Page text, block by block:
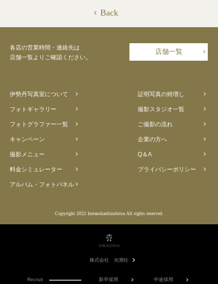
Back
各店の営業時間・連絡先は
店舗一覧よりご確認ください。
店舗一覧
伊勢丹写真室について 証明写真の焼増し
フォトギャラリー 撮影スタジオ一覧
フォトグラファー一覧 ご撮影の流れ
キャンペーン 企業の方へ
撮影メニュー Q＆A
料金シミュレーター プライバシーポリシー
アルバム・フォトパネル
Copyright 2022 Isetanshashinshitsu All rights reserved.
株式会社 光潮社
Recruit 新卒採用 中途採用